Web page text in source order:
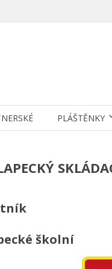
PLÁŠTĚNKY
školní